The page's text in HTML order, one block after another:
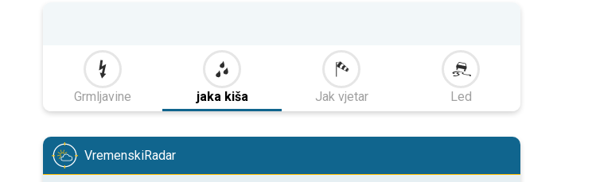
Grmljavine jaka kiša Jak vjetar Led
VremenskiRadar